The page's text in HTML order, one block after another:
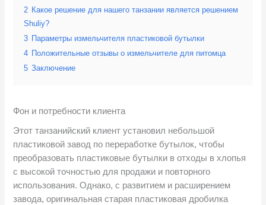
2 Какое решение для нашего танзании является решением
Shuliy?
3 Параметры измельчителя пластиковой бутылки
4 Положительные отзывы о измельчителе для питомца
5 Заключение
Фон и потребности клиента
Этот танзанийский клиент установил небольшой
пластиковой завод по переработке бутылок, чтобы
преобразовать пластиковые бутылки в отходы в хлопья
с высокой точностью для продажи и повторного
использования. Однако, с развитием и расширением
завода, оригинальная старая пластиковая дробилка